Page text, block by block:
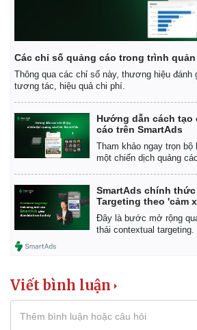
Thể thao
Bóng đá
Lịch thi đấu bóng đá
Hậu trường
Ô tô -
Ô tô
Các chỉ số quảng cáo trong trình
Thông qua các chỉ số này, thương hiệu đánh
tương tác, hiệu quả chi phí.
Hướng dẫn cách tạo
cáo trên SmartAds
Tham khảo ngay trọn
một chiến dịch quảng
SmartAds chính
Targeting theo 'cảm
Đây là bước mở rộng
thái contextual targeting.
Viết bình luận